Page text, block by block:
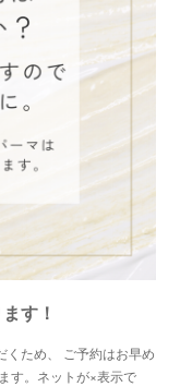
す！
くため、 ご予約はお早め
す。ネットが×表示で